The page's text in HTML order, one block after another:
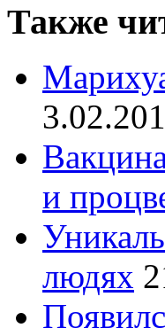
Также
и
людях